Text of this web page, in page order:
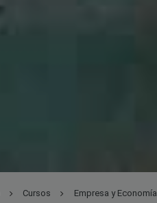
Cursos Empresa y Economía